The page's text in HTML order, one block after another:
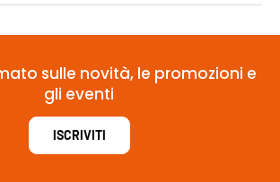
sulle novità, le promozioni e
gli eventi
ISCRIVITI